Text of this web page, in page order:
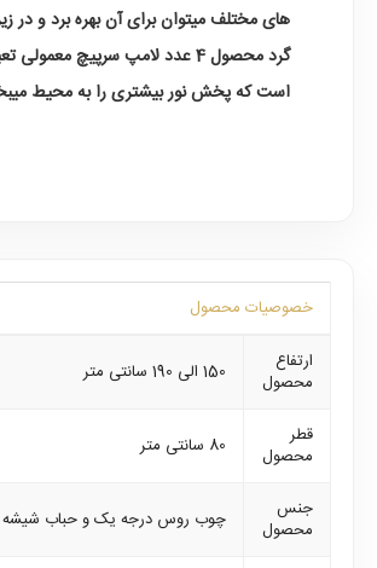
های مختلف میتوان برای آن بهره برد و در
گرد محصول 4 عدد لامپ سرپیچ
است که پخش نور بیشتری را به محیط
خصوصیات محصول
ارتفاع
محصول
150 الی 190 سانتی متر
قطر
محصول
80 سانتی متر
جنس
محصول
چوب روس درجه یک و حباب شیشه